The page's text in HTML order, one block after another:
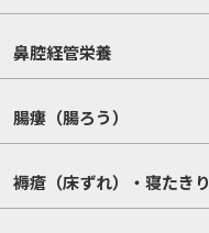
鼻腔経管栄養
腸瘻（腸ろう）
褥瘡（床ずれ）・寝たきり